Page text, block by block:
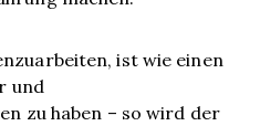
ist wie einen
und
zu haben – so wird der